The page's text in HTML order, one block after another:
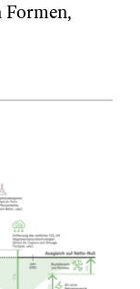
Formen,